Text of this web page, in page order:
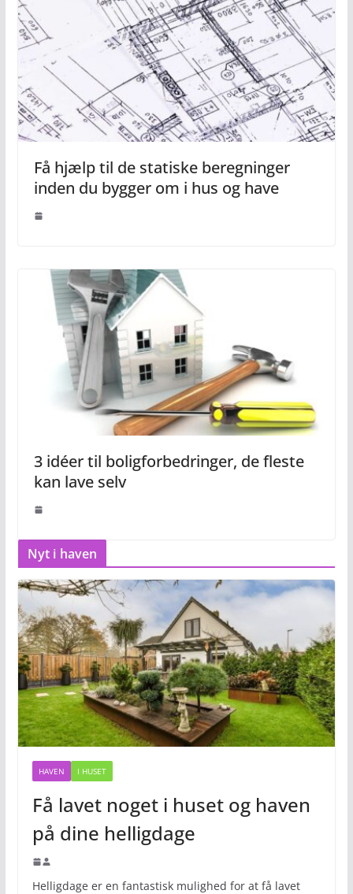
Få hjælp til de statiske beregninger
inden du bygger om i hus og have
3 idéer til boligforbedringer, de fleste
kan lave selv
Nyt i haven
HAVEN I HUSET
Få lavet noget i huset og haven
på dine helligdage
Helligdage er en fantastisk mulighed for at få lavet